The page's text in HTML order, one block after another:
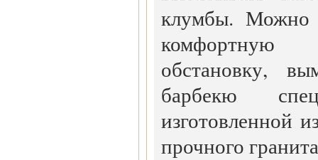
клумбы. Можно
обстановку,
барбекю
изготовленной
прочного